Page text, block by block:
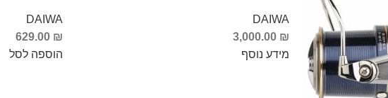
DAIWA
3,000.00 ₪
מידע נוסף
DAIWA
629.00 ₪
הוספה לסל